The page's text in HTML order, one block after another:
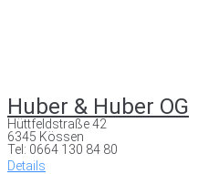
Huber & Huber OG
Hüttfeldstraße 42
6345 Kössen
Tel: 0664 130 84 80
Details